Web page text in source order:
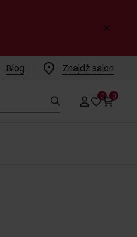
Blog Znajdż salon
0 0